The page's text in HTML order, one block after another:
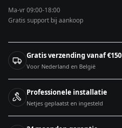
Ma-vr 09:00-18:00
Gratis support bij aankoop
Gratis verzending vanaf €150
Voor Nederland en België
Professionele installatie
Netjes geplaatst en ingesteld